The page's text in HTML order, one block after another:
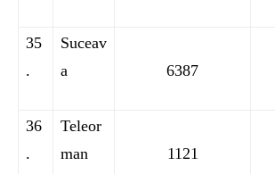
35
.
Suceav
a
6387
36
.
Teleor
man
1121